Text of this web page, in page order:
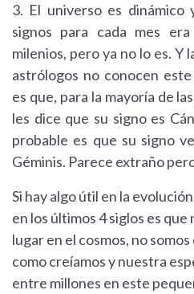
3. El universo es dinámico
signos para cada mes
milenios, pero ya no lo es. Y
astrólogos no conocen
es que, para la mayoría de
les dice que su signo es
probable es que su signo
Géminis. Parece extraño
Si hay algo útil en la
en los últimos 4 siglos es
lugar en el cosmos, no
como creíamos y nuestra
entre millones en este